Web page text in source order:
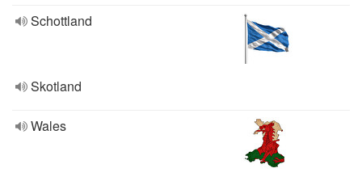
Schottland
Skotland
Wales